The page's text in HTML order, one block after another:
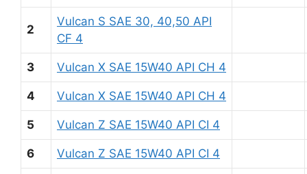
2
Vulcan S SAE 30, 40,50 API
CF 4
3 Vulcan X SAE 15W40 API CH 4
4 Vulcan X SAE 15W40 API CH 4
5 Vulcan Z SAE 15W40 API CI 4
6 Vulcan Z SAE 15W40 API CI 4